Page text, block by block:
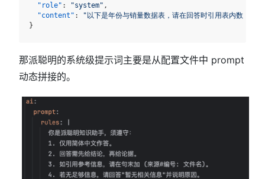
"role" : "system" ,
"content" :
"以下是年份与销量数据表，请在回答时引用表
}
那派聪明的系统级提示词主要是从配置文件中 prompt
动态拼接的。